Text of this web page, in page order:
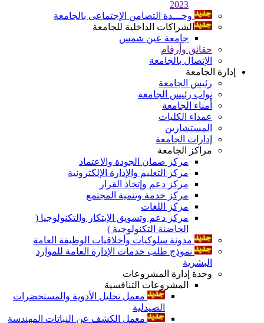
2023
وحـــدة التضامن الإجتماعى بالجامعة
الشراكات الداخلية للجامعة
جامعة عين شمس
حقائق وأرقام
الإتصال بالجامعة
إدارة الجامعة
رئيس الجامعة
نواب رئيس الجامعة
أمناء الجامعة
عمداء الكليات
المستشارين
إدارات الجامعة
مراكز الجامعة
مركز ضمان الجودة والاعتماد
مركز التعليم والإدارة الإلكترونية
مركز دعم وإتخاذ القرار
مركز خدمة وتنمية المجتمع
مركز اللغات
مركز دعم وتسويق الإبتكار والتكنولوجيا (
الحاضنة التكنولوجية )
مدونة سلوكيات وأخلاقيات الوظيفة العامة
نموذج طلب خدمات الإدارة العامة للموارد
البشرية
وحدة إدارة المشروعات
المشروعات التنافسية
معمل تحليل الأدوية والمستحضرات
الصيدلية
معمل الكشف عن النباتات المهندسة